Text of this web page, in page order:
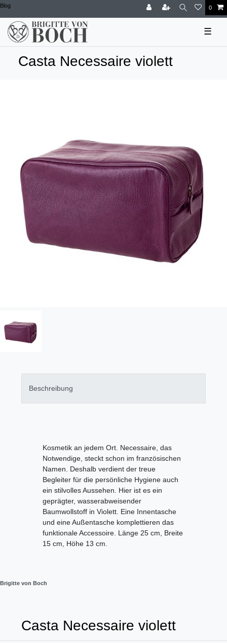
Blog 0
☰
Casta Necessaire violett
Beschreibung
Kosmetik an jedem Ort. Necessaire, das
Notwendige, steckt schon im französischen
Namen. Deshalb verdient der treue
Begleiter für die persönliche Hygiene auch
ein stilvolles Aussehen. Hier ist es ein
geprägter, wasserabweisender
Baumwollstoff in Violett. Eine Innentasche
und eine Außentasche komplettieren das
funktionale Accessoire. Länge 25 cm, Breite
15 cm, Höhe 13 cm.
Brigitte von Boch
Casta Necessaire violett